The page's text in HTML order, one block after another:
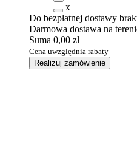
x
Do bezpłatnej dostawy
Darmowa dostawa na
Suma 0,00 zł
Cena uwzględnia rabaty
Realizuj zamówienie